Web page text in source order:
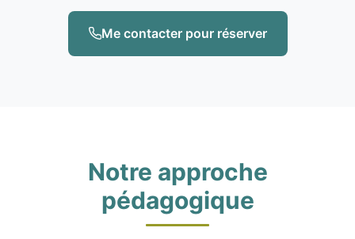
Me contacter pour réserver
Notre approche
pédagogique